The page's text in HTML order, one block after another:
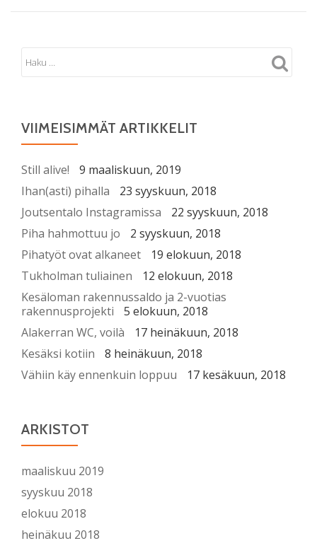
VIIMEISIMMÄT ARTIKKELIT
Still alive!
9 maaliskuun, 2019
Ihan(asti) pihalla
23 syyskuun, 2018
Joutsentalo Instagramissa
22 syyskuun, 2018
Piha hahmottuu jo
2 syyskuun, 2018
Pihatyöt ovat alkaneet
19 elokuun, 2018
Tukholman tuliainen
12 elokuun, 2018
Kesäloman rakennussaldo ja 2-vuotias
rakennusprojekti
5 elokuun, 2018
Alakerran WC, voilà
17 heinäkuun, 2018
Kesäksi kotiin
8 heinäkuun, 2018
Vähiin käy ennenkuin loppuu
17 kesäkuun, 2018
ARKISTOT
maaliskuu 2019
syyskuu 2018
elokuu 2018
heinäkuu 2018